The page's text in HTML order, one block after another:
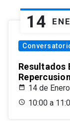
14 ENE
Resultados
14 de
10:00 a